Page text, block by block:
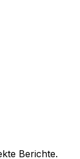
Berichte.